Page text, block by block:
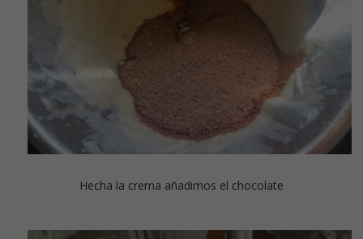
Hecha la crema añadimos el chocolate